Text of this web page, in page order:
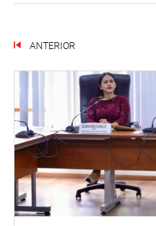
ANTERIOR